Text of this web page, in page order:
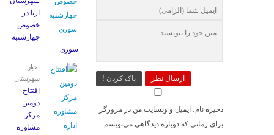
ارسال نظر پاک کردن !
ذخیره نام، ایمیل و وبسایت من در مرورگر
برای زمانی که دوباره دیدگاهی می‌نویسم.
ازنا در
خصوص
چهارشنبه
‌سوری
اخبار
شهرستان:
افتتاح
دومین
مرکز
مشاوره